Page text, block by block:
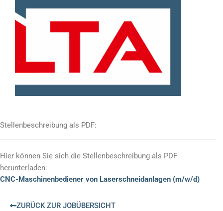
Stellenbeschreibung als PDF:
Hier können Sie sich die Stellenbeschreibung als PDF
herunterladen:
CNC-Maschinenbediener von Laserschneidanlagen (m/w/d)
ZURÜCK ZUR JOBÜBERSICHT